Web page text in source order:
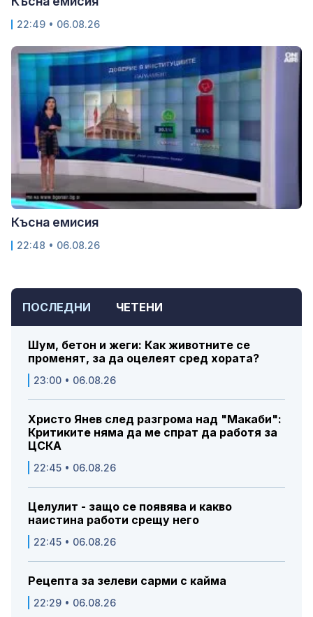
ПОСЛЕДНИ ЧЕТЕНИ
Шум, бетон и жеги: Как животните се
променят, за да оцелеят сред хората?
23:00 • 06.08.26
Христо Янев след разгрома над "Макаби":
Критиките няма да ме спрат да работя за
ЦСКА
22:45 • 06.08.26
Целулит - защо се появява и какво
наистина работи срещу него
22:45 • 06.08.26
Рецепта за зелеви сарми с кайма
22:29 • 06.08.26
22:49 • 06.08.26
Късна емисия
22:48 • 06.08.26